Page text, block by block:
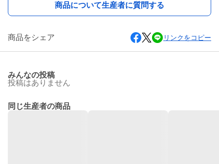
商品について生産者に質問する
商品をシェア リンクをコピー
みんなの投稿
投稿はありません
同じ生産者の商品